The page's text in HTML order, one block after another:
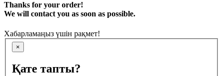
Thanks for your order!
We will contact you as soon as possible.
Хабарламаңыз үшін рақмет!
×
Қате тапты?